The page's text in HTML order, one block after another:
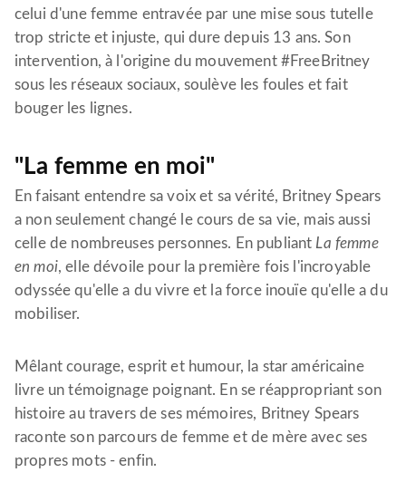
celui d'une femme entravée par une mise sous tutelle
trop stricte et injuste, qui dure depuis 13 ans. Son
intervention, à l'origine du mouvement #FreeBritney
sous les réseaux sociaux, soulève les foules et fait
bouger les lignes.
"La femme en moi"
En faisant entendre sa voix et sa vérité, Britney Spears
a non seulement changé le cours de sa vie, mais aussi
celle de nombreuses personnes. En publiant La femme
en moi, elle dévoile pour la première fois l'incroyable
odyssée qu'elle a du vivre et la force inouïe qu'elle a du
mobiliser.
Mêlant courage, esprit et humour, la star américaine
livre un témoignage poignant. En se réappropriant son
histoire au travers de ses mémoires, Britney Spears
raconte son parcours de femme et de mère avec ses
propres mots - enfin.